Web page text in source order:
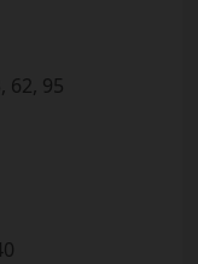
62, 95